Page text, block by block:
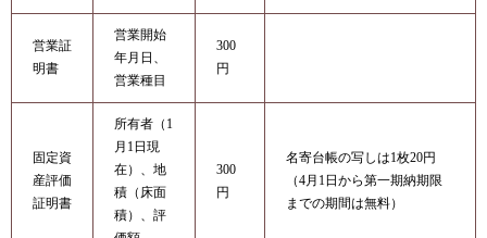
営業証
明書
営業開始
年月日、
営業種目
300
円
固定資
産評価
証明書
所有者（1
月1日現
在）、地
積（床面
積）、評
300
円
名寄台帳の写しは1枚20円
（4月1日から第一期納期限
までの期間は無料）